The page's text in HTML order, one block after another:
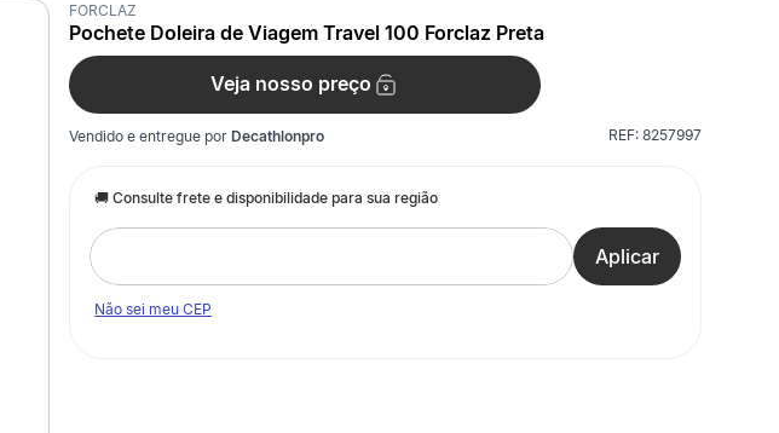
FORCLAZ
Pochete Doleira de Viagem Travel 100 Forclaz Preta
Veja nosso preço
Vendido e entregue porDecathlonpro REF: 8257997
Não sei meu CEP